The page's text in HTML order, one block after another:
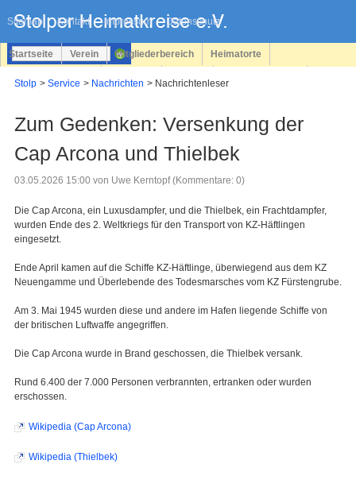
Sitemap Kontakt Impressum Datenschutz
überspringen
Startseite Verein Mitgliederbereich Heimatorte
Stolp Service Nachrichten Nachrichtenleser
Zum Gedenken: Versenkung der
Cap Arcona und Thielbek
03.05.2026 15:00 von Uwe Kerntopf (Kommentare: 0)
Die Cap Arcona, ein Luxusdampfer, und die Thielbek, ein Frachtdampfer,
wurden Ende des 2. Weltkriegs für den Transport von KZ-Häftlingen
eingesetzt.
Ende April kamen auf die Schiffe KZ-Häftlinge, überwiegend aus dem KZ
Neuengamme und Überlebende des Todesmarsches vom KZ Fürstengrube.
Am 3. Mai 1945 wurden diese und andere im Hafen liegende Schiffe von
der britischen Luftwaffe angegriffen.
Die Cap Arcona wurde in Brand geschossen, die Thielbek versank.
Rund 6.400 der 7.000 Personen verbrannten, ertranken oder wurden
erschossen.
Wikipedia (Cap Arcona)
Wikipedia (Thielbek)